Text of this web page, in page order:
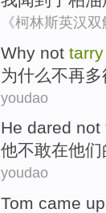
《柯林斯英汉双
Why not tarry
为什么不再
youdao
He dared not
他不敢在他们
youdao
Tom came up